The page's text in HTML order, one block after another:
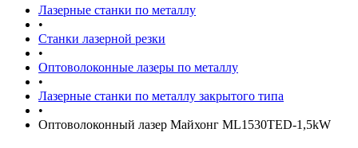
Лазерные станки по металлу
•
Станки лазерной резки
•
Оптоволоконные лазеры по металлу
•
Лазерные станки по металлу закрытого типа
•
Оптоволоконный лазер Майхонг МL1530TED-1,5kW